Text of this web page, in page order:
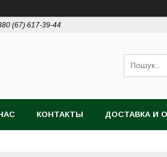
(67) 617-39-44
КОНТАКТЫ ДОСТАВКА И